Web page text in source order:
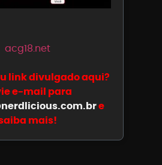
acg18.net
link divulgado aqui?
e-mail para
e
mais!